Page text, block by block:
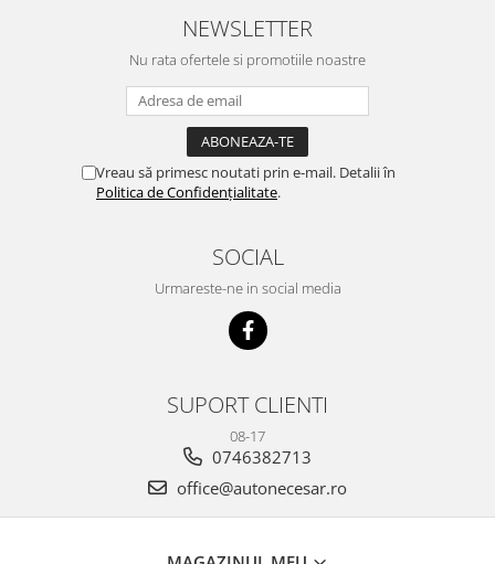
NEWSLETTER
Nu rata ofertele si promotiile noastre
Vreau să primesc noutati prin e-mail. Detalii în
Politica de Confidențialitate.
SOCIAL
Urmareste-ne in social media
SUPORT CLIENTI
08-17
0746382713
office@autonecesar.ro